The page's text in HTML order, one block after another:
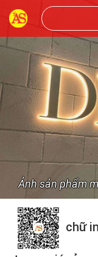
Ảnh sản phẩm
chữ